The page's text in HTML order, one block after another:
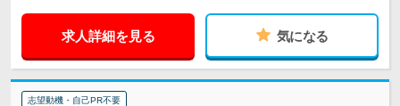
求人詳細を見る 気になる
志望動機・自己PR不要